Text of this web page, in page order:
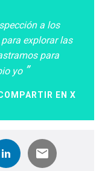
a los
explorar las
para
yo
EN X